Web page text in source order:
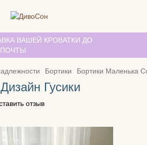
ВАШЕЙ КРОВАТКИ ДО
ПОЧТЫ
Бортики Бортики Маленька
Гусики
отзыв